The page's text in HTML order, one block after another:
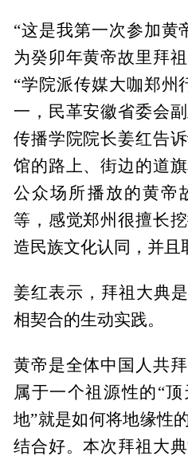
“这是我第一次参加黄
为癸卯年黄帝故里拜
“学院派传媒大咖郑州
一，民革安徽省委会
传播学院院长姜红告
馆的路上、街边的道
公众场所播放的黄帝
等，感觉郑州很擅长
造民族文化认同，并且
姜红表示，拜祖大典
相契合的生动实践。
黄帝是全体中国人共
属于一个祖源性的“
地”就是如何将地缘性
结合好。本次拜祖大